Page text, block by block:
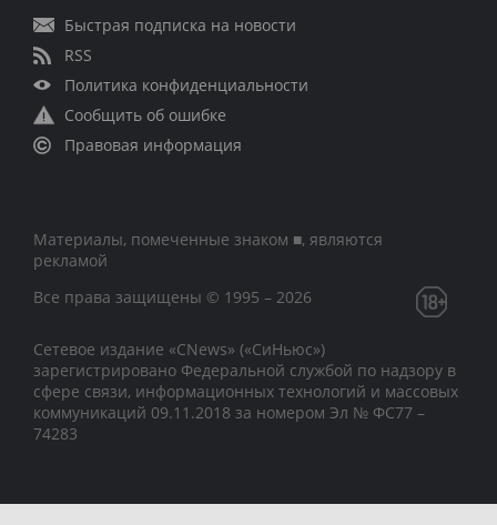
Быстрая подписка на новости
RSS
Политика конфиденциальности
Сообщить об ошибке
Правовая информация
Материалы, помеченные знаком ■, являются
рекламой
Все права защищены © 1995 – 2026
Сетевое издание «CNews» («СиНьюс»)
зарегистрировано Федеральной службой по надзору в
сфере связи, информационных технологий и массовых
коммуникаций 09.11.2018 за номером Эл № ФС77 –
74283